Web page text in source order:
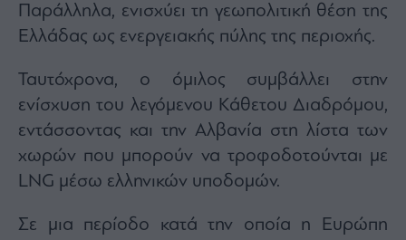
Παράλληλα, ενισχύει τη γεωπολιτική θέση της
Ελλάδας ως ενεργειακής πύλης της περιοχής.
Ταυτόχρονα, ο όμιλος συμβάλλει στην
ενίσχυση του λεγόμενου Κάθετου Διαδρόμου,
εντάσσοντας και την Αλβανία στη λίστα των
χωρών που μπορούν να τροφοδοτούνται με
LNG μέσω ελληνικών υποδομών.
Σε μια περίοδο κατά την οποία η Ευρώπη